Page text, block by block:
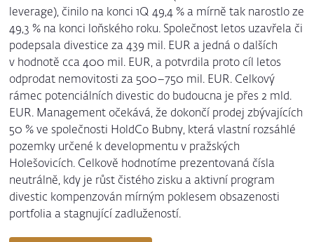
leverage), činilo na konci 1Q 49,4 % a mírně tak narostlo ze
49,3 % na konci loňského roku. Společnost letos uzavřela či
podepsala divestice za 439 mil. EUR a jedná o dalších
v hodnotě cca 400 mil. EUR, a potvrdila proto cíl letos
odprodat nemovitosti za 500–750 mil. EUR. Celkový
rámec potenciálních divestic do budoucna je přes 2 mld.
EUR. Management očekává, že dokončí prodej zbývajících
50 % ve společnosti HoldCo Bubny, která vlastní rozsáhlé
pozemky určené k developmentu v pražských
Holešovicích. Celkově hodnotíme prezentovaná čísla
neutrálně, kdy je růst čistého zisku a aktivní program
divestic kompenzován mírným poklesem obsazenosti
portfolia a stagnující zadlužeností.